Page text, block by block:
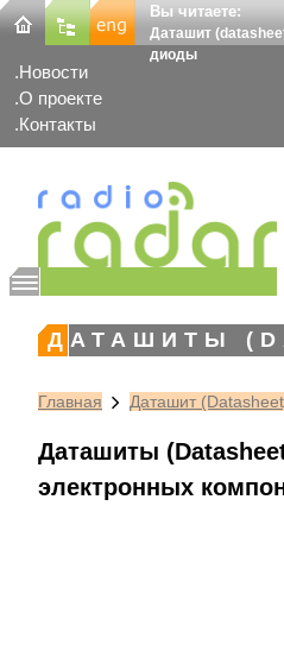
Вы читаете:
Даташит
диоды
Новости
О проекте
Контакты
ДАТАШИТЫ
Главная Даташит
Даташиты
электронных